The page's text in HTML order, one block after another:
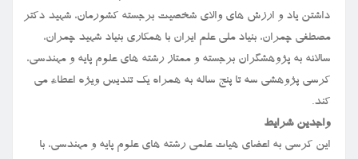
داشتن یاد و ارزش های والای شخصیت برجسته کشورمان، شهید دکتر
مصطفی چمران، بنیاد ملی علم ایران با همکاری بنیاد شهید چمران،
سالانه به پژوهشگران برجسته و ممتاز رشته های علوم پایه و مهندسی،
کرسی پژوهشی سه تا پنج ساله به همراه یک تندیس ویژه اعطاء می
کند.
واجدین شرایط
این کرسی به اعضای هیات علمی رشته های علوم پایه و مهندسی، با